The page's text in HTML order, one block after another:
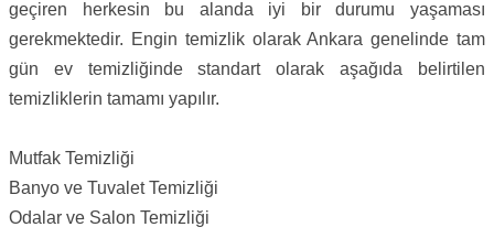
geçiren herkesin bu alanda iyi bir durumu yaşaması
gerekmektedir. Engin temizlik olarak Ankara genelinde tam
gün ev temizliğinde standart olarak aşağıda belirtilen
temizliklerin tamamı yapılır.
Mutfak Temizliği
Banyo ve Tuvalet Temizliği
Odalar ve Salon Temizliği